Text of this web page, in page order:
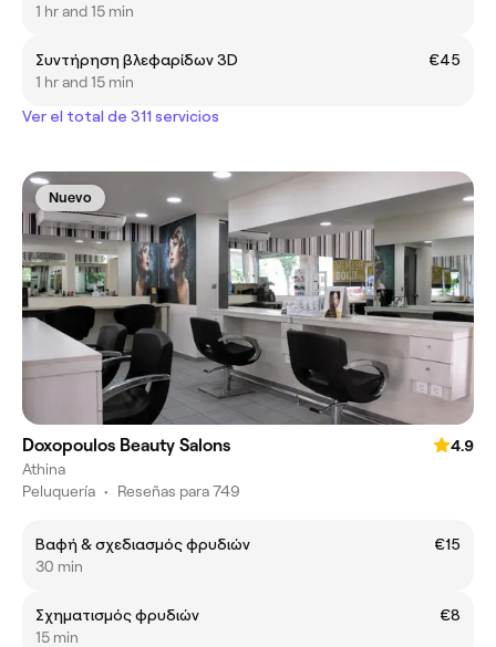
1 hr and 15 min
Συντήρηση βλεφαρίδων 3D
€45
1 hr and 15 min
Ver el total de 311 servicios
Nuevo
Doxopoulos Beauty Salons
4.9
Athina
Peluquería • Reseñas para 749
Βαφή & σχεδιασμός φρυδιών
€15
30 min
Σχηματισμός φρυδιών
€8
15 min